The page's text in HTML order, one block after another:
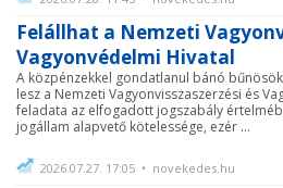
Felállhat a Nemzeti
Vagyonvédelmi Hivatal
A közpénzekkel gondatlanul bánó
lesz a Nemzeti Vagyonvisszaszerzési és
feladata az elfogadott jogszabály
jogállam alapvető kötelessége, ezér ...
2026.07.27. 17:05 • novekedes.hu